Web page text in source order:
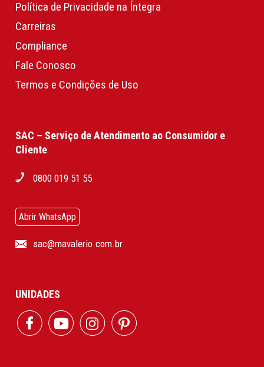
Política de Privacidade na Íntegra
Carreiras
Compliance
Fale Conosco
Termos e Condições de Uso
SAC – Serviço de Atendimento ao Consumidor e
Cliente
0800 019 51 55
Abrir WhatsApp
sac@mavalerio.com.br
UNIDADES